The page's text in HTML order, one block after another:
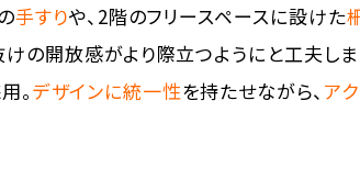
手すりや、2階のフリースペースに設けた
けの開放感がより際立つようにと工夫し
。デザインに統一性を持たせながら、 ア